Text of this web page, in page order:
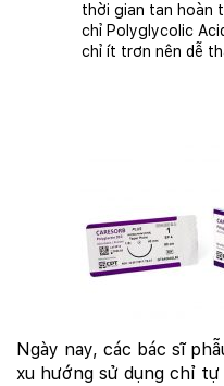
thời gian tan hoàn
chỉ Polyglycolic
chỉ ít trơn nên dễ
Ngày nay, các bác sĩ
xu hướng sử dụng chỉ